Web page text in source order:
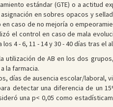
estándar (GTE) o a actitud
en sobres opacos y
en caso de no mejoría o
el control en caso de mala
4 - 6, 11 - 14 y 30 - 40 días tras el
utilización de AB en los dos
la farmacia.
días de ausencia escolar/laboral,
detectar una diferencia de un
una p< 0,05 como